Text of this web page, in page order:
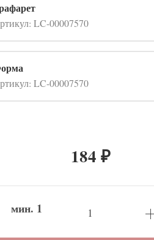
LC-00007570
LC-00007570
184 ₽
мин. 1